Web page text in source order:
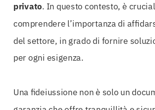
privato. In questo contesto, è
comprendere l’importanza di
del settore, in grado di fornire
per ogni esigenza.
Una fideiussione non è solo un